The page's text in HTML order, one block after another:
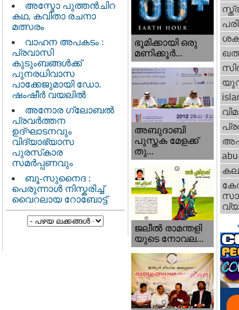
അസ്മോ പുത്തൻചിറ
കഥ, കവിതാ രചനാ
മത്സരം
വാഹന അപകടം :
പ്രവാസി
കുടുംബങ്ങൾക്ക്
പുനരധിവാസ
പാക്കേജുമായി ഡോ.
ഷംഷീർ വയലിൽ
അനോര ഗ്ലോബൽ
പ്രവർത്തന
ഉദ്ഘാടനവും
വിദ്യാഭ്യാസ
പുരസ്‌കാര
സമർപ്പണവും
ബൂ-സുനൈദ :
പെരുന്നാൾ നിസ്കരിച്ച്
വൈറലായ റോബോട്ട്
ഭൂമിക്കായി ഒരു
മണിക്കൂര്‍...
അബുദാബി
പുസ്തക മേളക്ക്
തു...
ജലീല്‍ രാമന്തളി
യുടെ നോവല...
കല